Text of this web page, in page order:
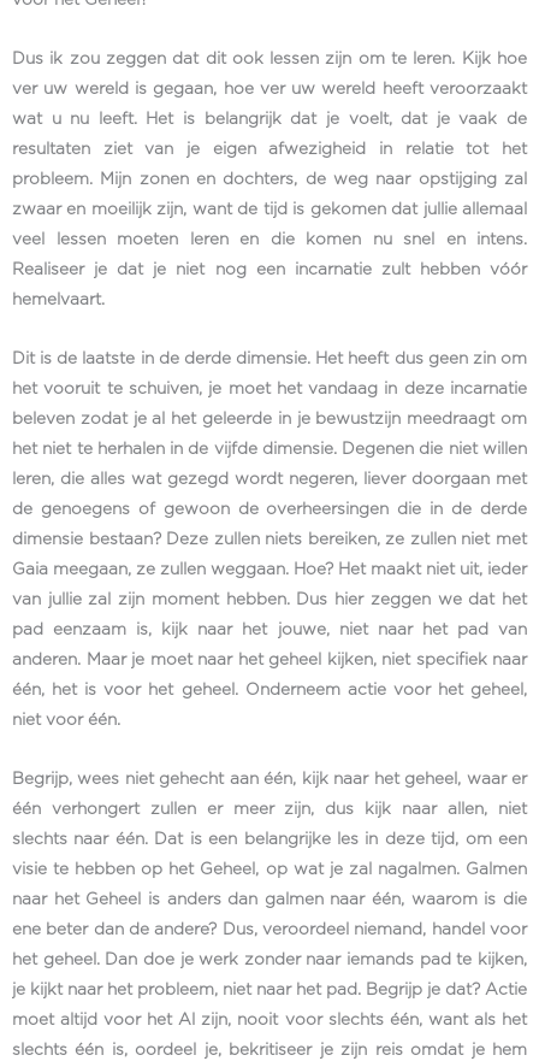
Dus ik zou zeggen dat dit ook lessen zijn om te leren. Kijk hoe
ver uw wereld is gegaan, hoe ver uw wereld heeft veroorzaakt
wat u nu leeft. Het is belangrijk dat je voelt, dat je vaak de
resultaten ziet van je eigen afwezigheid in relatie tot het
probleem. Mijn zonen en dochters, de weg naar opstijging zal
zwaar en moeilijk zijn, want de tijd is gekomen dat jullie allemaal
veel lessen moeten leren en die komen nu snel en intens.
Realiseer je dat je niet nog een incarnatie zult hebben vóór
hemelvaart.
Dit is de laatste in de derde dimensie. Het heeft dus geen zin om
het vooruit te schuiven, je moet het vandaag in deze incarnatie
beleven zodat je al het geleerde in je bewustzijn meedraagt om
het niet te herhalen in de vijfde dimensie. Degenen die niet willen
leren, die alles wat gezegd wordt negeren, liever doorgaan met
de genoegens of gewoon de overheersingen die in de derde
dimensie bestaan? Deze zullen niets bereiken, ze zullen niet met
Gaia meegaan, ze zullen weggaan. Hoe? Het maakt niet uit, ieder
van jullie zal zijn moment hebben. Dus hier zeggen we dat het
pad eenzaam is, kijk naar het jouwe, niet naar het pad van
anderen. Maar je moet naar het geheel kijken, niet specifiek naar
één, het is voor het geheel. Onderneem actie voor het geheel,
niet voor één.
Begrijp, wees niet gehecht aan één, kijk naar het geheel, waar er
één verhongert zullen er meer zijn, dus kijk naar allen, niet
slechts naar één. Dat is een belangrijke les in deze tijd, om een
visie te hebben op het Geheel, op wat je zal nagalmen. Galmen
naar het Geheel is anders dan galmen naar één, waarom is die
ene beter dan de andere? Dus, veroordeel niemand, handel voor
het geheel. Dan doe je werk zonder naar iemands pad te kijken,
je kijkt naar het probleem, niet naar het pad. Begrijp je dat? Actie
moet altijd voor het Al zijn, nooit voor slechts één, want als het
slechts één is, oordeel je, bekritiseer je zijn reis omdat je hem